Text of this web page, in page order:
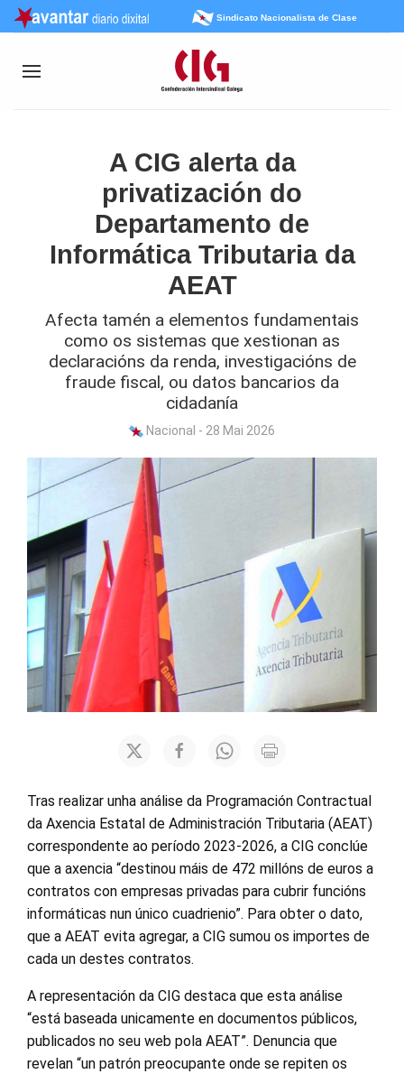
Sindicato Nacionalista de Clase
A CIG alerta da
privatización do
Departamento de
Informática Tributaria da
AEAT
Afecta tamén a elementos fundamentais
como os sistemas que xestionan as
declaracións da renda, investigacións de
fraude fiscal, ou datos bancarios da
cidadanía
Nacional - 28 Mai 2026
Tras realizar unha análise da Programación Contractual
da Axencia Estatal de Administración Tributaria (AEAT)
correspondente ao período 2023-2026, a CIG conclúe
que a axencia “destinou máis de 472 millóns de euros a
contratos con empresas privadas para cubrir funcións
informáticas nun único cuadrienio”. Para obter o dato,
que a AEAT evita agregar, a CIG sumou os importes de
cada un destes contratos.
A representación da CIG destaca que esta análise
“está baseada unicamente en documentos públicos,
publicados no seu web pola AEAT”. Denuncia que
revelan “un patrón preocupante onde se repiten os